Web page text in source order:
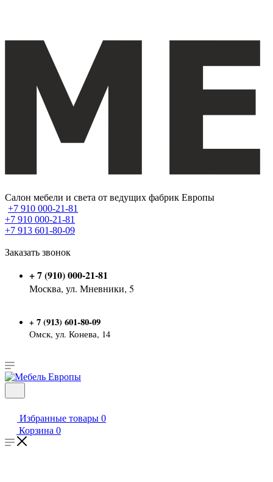
Салон мебели и света от ведущих фабрик Европы
+7 910 000-21-81
+7 910 000-21-81
+7 913 601-80-09
Заказать звонок
+ 7 (910) 000-21-81
Москва, ул. Мневники, 5
+ 7 (913) 601-80-09
Омск, ул. Конева, 14
Избранные товары 0
Корзина 0